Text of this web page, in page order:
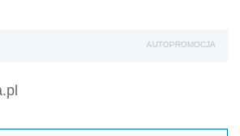
AUTOPROMOCJA